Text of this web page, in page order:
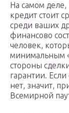
На самом деле,
кредит стоит
среди ваших
финансово
человек,
минимальным
стороны
гарантии.
нет, значит,
Всемирной